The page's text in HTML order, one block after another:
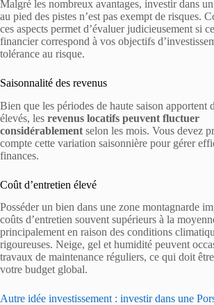
Malgré les nombreux avantages, investir dans
au pied des pistes n’est pas exempt de risques.
ces aspects permet d’évaluer judicieusement si
financier correspond à vos objectifs
tolérance au risque.
Saisonnalité des revenus
Bien que les périodes de haute saison apportent
élevés, les revenus locatifs peuvent fluctuer
considérablement selon les mois. Vous devez
compte cette variation saisonnière pour gérer
finances.
Coût d’entretien élevé
Posséder un bien dans une zone montagnarde
coûts d’entretien souvent supérieurs à la
principalement en raison des conditions
rigoureuses. Neige, gel et humidité peuvent
travaux de maintenance réguliers, ce qui doit
votre budget global.
Autre idée investissement : investir dans une